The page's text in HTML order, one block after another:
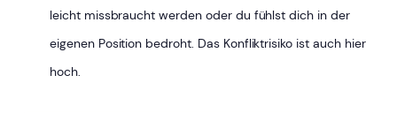
leicht missbraucht werden oder du fühlst dich in der
eigenen Position bedroht. Das Konfliktrisiko ist auch hier
hoch.